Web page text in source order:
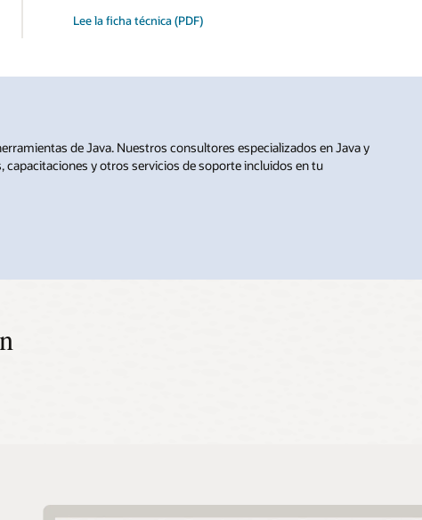
Lee la ficha técnica (PDF)
de Java. Nuestros consultores especializados en Java y
capacitaciones y otros servicios de soporte incluidos en tu